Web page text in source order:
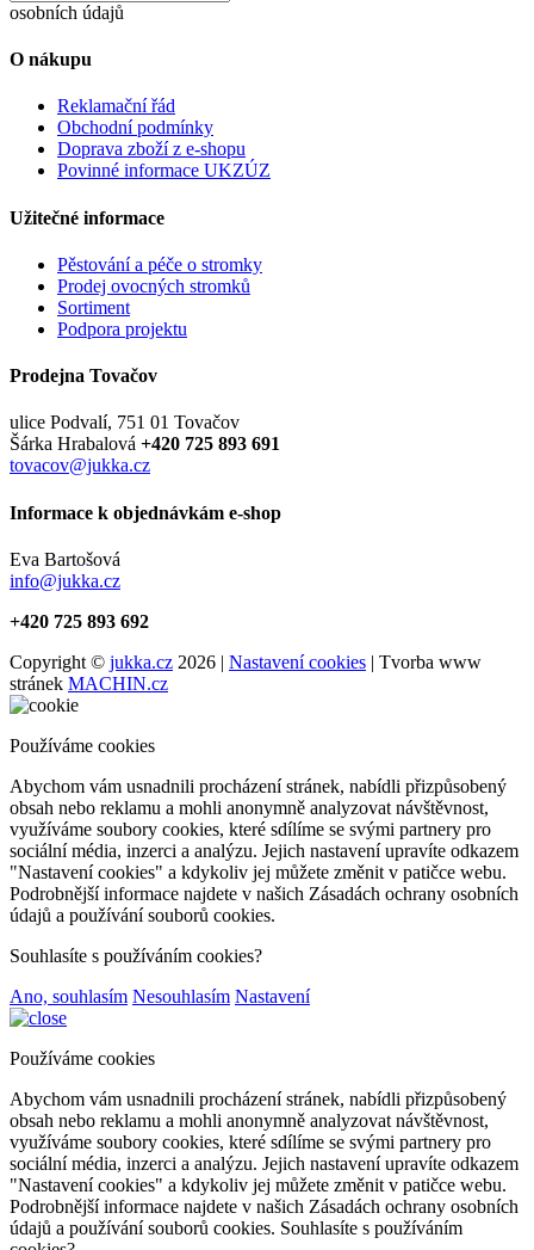
osobních údajů
O nákupu
Reklamační řád
Obchodní podmínky
Doprava zboží z e-shopu
Povinné informace UKZÚZ
Užitečné informace
Pěstování a péče o stromky
Prodej ovocných stromků
Sortiment
Podpora projektu
Prodejna Tovačov
ulice Podvalí, 751 01 Tovačov
Šárka Hrabalová +420 725 893 691
tovacov@jukka.cz
Informace k objednávkám e-shop
Eva Bartošová
info@jukka.cz
+420 725 893 692
Copyright © jukka.cz 2026 | Nastavení cookies | Tvorba www
stránek MACHIN.cz
Používáme cookies
Abychom vám usnadnili procházení stránek, nabídli přizpůsobený
obsah nebo reklamu a mohli anonymně analyzovat návštěvnost,
využíváme soubory cookies, které sdílíme se svými partnery pro
sociální média, inzerci a analýzu. Jejich nastavení upravíte odkazem
"Nastavení cookies" a kdykoliv jej můžete změnit v patičce webu.
Podrobnější informace najdete v našich Zásadách ochrany osobních
údajů a používání souborů cookies.
Souhlasíte s používáním cookies?
Ano, souhlasím Nesouhlasím Nastavení
Používáme cookies
Abychom vám usnadnili procházení stránek, nabídli přizpůsobený
obsah nebo reklamu a mohli anonymně analyzovat návštěvnost,
využíváme soubory cookies, které sdílíme se svými partnery pro
sociální média, inzerci a analýzu. Jejich nastavení upravíte odkazem
"Nastavení cookies" a kdykoliv jej můžete změnit v patičce webu.
Podrobnější informace najdete v našich Zásadách ochrany osobních
údajů a používání souborů cookies. Souhlasíte s používáním